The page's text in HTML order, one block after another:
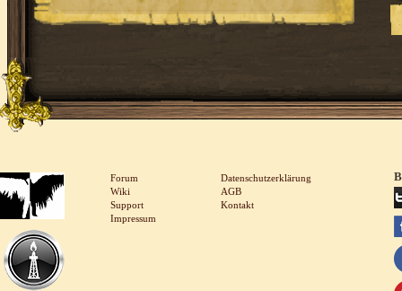
Forum
Wiki
Support
Impressum
Datenschutzerklärung
AGB
Kontakt